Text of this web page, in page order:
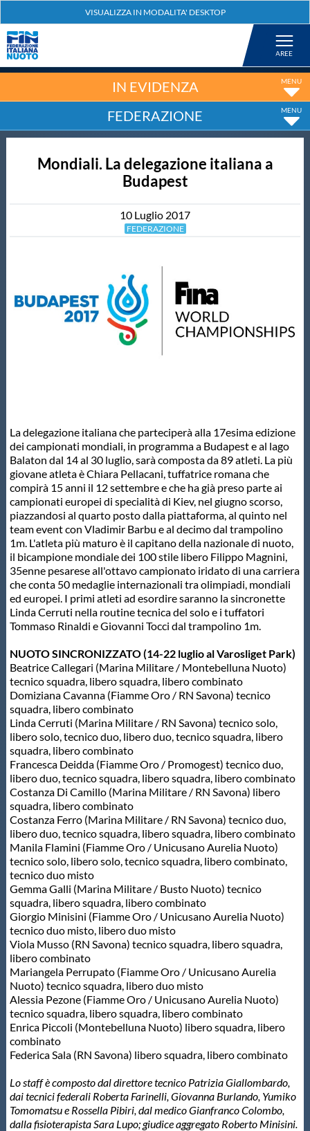
Nuoto
Tuffi
Salvamento
Scuole Nuoto
Propaganda
Centri Federali
Area Legislativa
Protezione Civile
Qualità
Sostenibilità
Privacy
Cookie Policy
Archivio News
Flash News
Galleria fotografica
Videogallery
Intranet
Webmail
Contatti
IN EVIDENZA
FEDERAZIONE
Mondiali. La delegazione italiana a
Budapest
10 Luglio 2017
FEDERAZIONE
La delegazione italiana che parteciperà alla 17esima edizione
dei campionati mondiali, in programma a Budapest e al lago
Balaton dal 14 al 30 luglio, sarà composta da 89 atleti. La più
giovane atleta è Chiara Pellacani, tuffatrice romana che
compirà 15 anni il 12 settembre e che ha già preso parte ai
campionati europei di specialità di Kiev, nel giugno scorso,
piazzandosi al quarto posto dalla piattaforma, al quinto nel
team event con Vladimir Barbu e al decimo dal trampolino
1m. L'atleta più maturo è il capitano della nazionale di nuoto,
il bicampione mondiale dei 100 stile libero Filippo Magnini,
35enne pesarese all'ottavo campionato iridato di una carriera
che conta 50 medaglie internazionali tra olimpiadi, mondiali
ed europei. I primi atleti ad esordire saranno la sincronette
Linda Cerruti nella routine tecnica del solo e i tuffatori
Tommaso Rinaldi e Giovanni Tocci dal trampolino 1m.
NUOTO SINCRONIZZATO (14-22 luglio al Varosliget Park)
Beatrice Callegari (Marina Militare / Montebelluna Nuoto)
tecnico squadra, libero squadra, libero combinato
Domiziana Cavanna (Fiamme Oro / RN Savona) tecnico
squadra, libero combinato
Linda Cerruti (Marina Militare / RN Savona) tecnico solo,
libero solo, tecnico duo, libero duo, tecnico squadra, libero
squadra, libero combinato
Francesca Deidda (Fiamme Oro / Promogest) tecnico duo,
libero duo, tecnico squadra, libero squadra, libero combinato
Costanza Di Camillo (Marina Militare / RN Savona) libero
squadra, libero combinato
Costanza Ferro (Marina Militare / RN Savona) tecnico duo,
libero duo, tecnico squadra, libero squadra, libero combinato
Manila Flamini (Fiamme Oro / Unicusano Aurelia Nuoto)
tecnico solo, libero solo, tecnico squadra, libero combinato,
tecnico duo misto
Gemma Galli (Marina Militare / Busto Nuoto) tecnico
squadra, libero squadra, libero combinato
Giorgio Minisini (Fiamme Oro / Unicusano Aurelia Nuoto)
tecnico duo misto, libero duo misto
Viola Musso (RN Savona) tecnico squadra, libero squadra,
libero combinato
Mariangela Perrupato (Fiamme Oro / Unicusano Aurelia
Nuoto) tecnico squadra, libero duo misto
Alessia Pezone (Fiamme Oro / Unicusano Aurelia Nuoto)
tecnico squadra, libero squadra, libero combinato
Enrica Piccoli (Montebelluna Nuoto) libero squadra, libero
combinato
Federica Sala (RN Savona) libero squadra, libero combinato
Lo staff è composto dal direttore tecnico Patrizia Giallombardo,
dai tecnici federali Roberta Farinelli, Giovanna Burlando, Yumiko
Tomomatsu e Rossella Pibiri, dal medico Gianfranco Colombo,
dalla fisioterapista Sara Lupo; giudice aggregato Roberto Minisini.